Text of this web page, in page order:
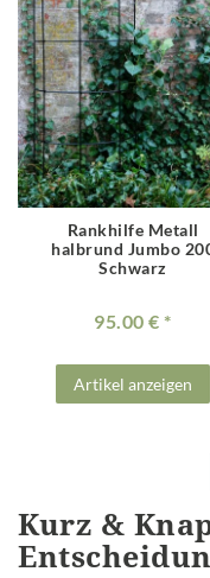
Rankhilfe Metall
halbrund Jumbo
Schwarz
95.00 €
Artikel anzeigen
Kurz &